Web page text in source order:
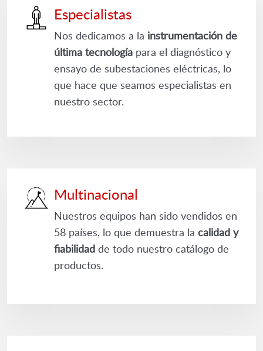
Especialistas
Nos dedicamos a la instrumentación de
última tecnología para el diagnóstico y
ensayo de subestaciones eléctricas, lo
que hace que seamos especialistas en
nuestro sector.
Multinacional
Nuestros equipos han sido vendidos en
58 países, lo que demuestra la calidad y
fiabilidad de todo nuestro catálogo de
productos.